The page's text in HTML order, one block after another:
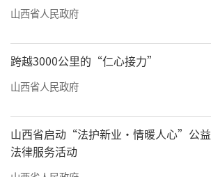
山西省人民政府
跨越3000公里的“仁心接力”
山西省人民政府
山西省启动“法护新业·情暖人心”公益
法律服务活动